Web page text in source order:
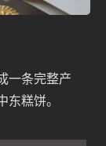
一条完整产
东糕饼。